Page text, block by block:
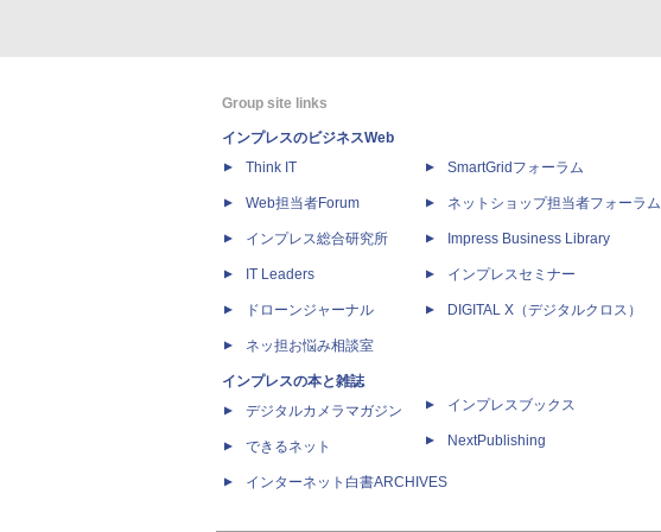
Group site links
インプレスのビジネスWeb
Think IT
Web担当者Forum
インプレス総合研究所
IT Leaders
ドローンジャーナル
ネッ担お悩み相談室
インプレスの本と雑誌
デジタルカメラマガジン
できるネット
インターネット白書ARCHIVES
SmartGridフォーラム
ネットショップ担当者フォーラム
Impress Business Library
インプレスセミナー
DIGITAL X（デジタルクロス）
インプレスブックス
NextPublishing